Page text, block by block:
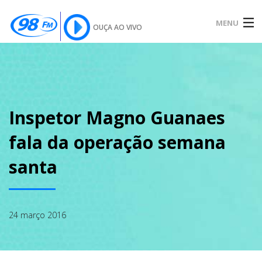
OUÇA AO VIVO MENU
SOBRE
Inspetor Magno Guanaes
fala da operação semana
santa
24 março 2016